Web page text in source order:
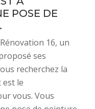
POSE DE
16, un
ses
recherchez la
est le
vous. Vous